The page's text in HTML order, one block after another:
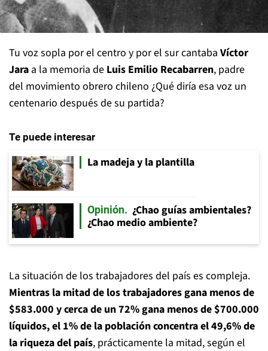
Tu voz sopla por el centro y por el sur cantaba Víctor
Jara a la memoria de Luis Emilio Recabarren, padre
del movimiento obrero chileno ¿Qué diría esa voz un
centenario después de su partida?
Te puede interesar
La madeja y la plantilla
Opinión
¿Chao guías ambientales?
¿Chao medio ambiente?
La situación de los trabajadores del país es compleja.
Mientras la mitad de los trabajadores gana menos de
$583.000 y cerca de un 72% gana menos de $700.000
líquidos, el 1% de la población concentra el 49,6% de
la riqueza del país, prácticamente la mitad, según el